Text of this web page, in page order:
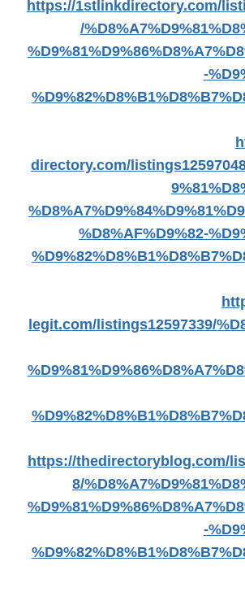
https://1stlinkdirectory.com/
/
-
directory.com/
%D8%AF%D9%82-
legit.com/listings12597339/
https://thedirectoryblog.com/
8/
-